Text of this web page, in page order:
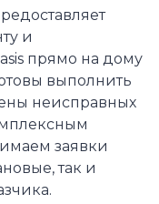
и
прямо на дому
выполнить
неисправных
заявки
так и